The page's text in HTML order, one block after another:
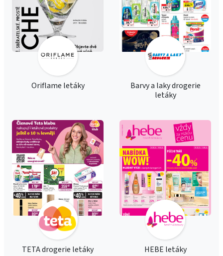
Oriflame letáky
Barvy a laky drogerie
letáky
TETA drogerie letáky HEBE letáky